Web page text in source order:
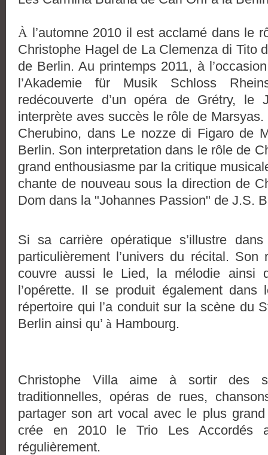
À l’automne 2010 il est acclamé dans le
Christophe Hagel de La Clemenza di Tito
de Berlin. Au printemps 2011, à
l’Akademie für Musik Schloss
redécouverte d’un opéra de Grétry, le
interprète aves succès le rôle de
Cherubino, dans Le nozze di Figaro de
Berlin. Son interpretation dans le rôle de
grand enthousiasme par la critique
chante de nouveau sous la direction de
Dom dans la "Johannes Passion" de J.S.
Si sa carrière opératique s’illustre
particulièrement l’univers du récital.
couvre aussi le Lied, la mélodie ainsi
l’opérette. Il se produit également dans
répertoire qui l’a conduit sur la scène du
Berlin ainsi qu’ à Hambourg.
Christophe Villa aime à sortir des
traditionnelles, opéras de rues,
partager son art vocal avec le plus
crée en 2010 le Trio Les Accordés
régulièrement.